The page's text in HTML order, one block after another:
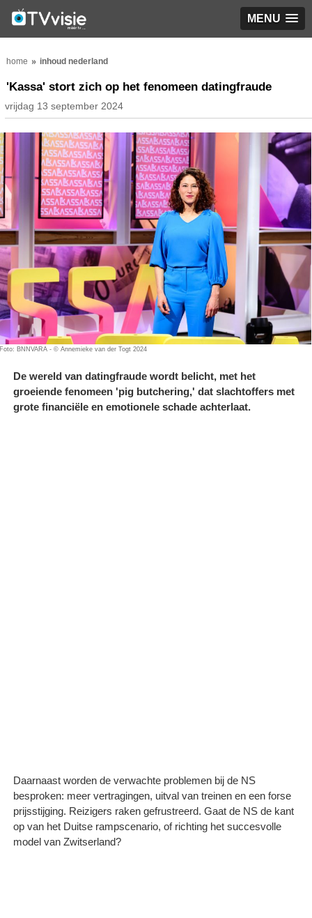
MENU
home inhoud nederland
'Kassa' stort zich op het fenomeen datingfraude
vrijdag 13 september 2024
Foto: BNNVARA - © Annemieke van der Togt 2024
De wereld van datingfraude wordt belicht, met het
groeiende fenomeen 'pig butchering,' dat slachtoffers met
grote financiële en emotionele schade achterlaat.
Daarnaast worden de verwachte problemen bij de NS
besproken: meer vertragingen, uitval van treinen en een forse
prijsstijging. Reizigers raken gefrustreerd. Gaat de NS de kant
op van het Duitse rampscenario, of richting het succesvolle
model van Zwitserland?